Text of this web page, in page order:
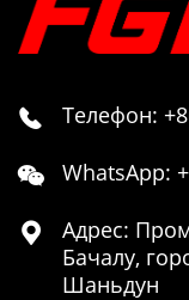
 Телефон:
 WhatsApp:

Адрес:
Бачалу,
Шаньдун